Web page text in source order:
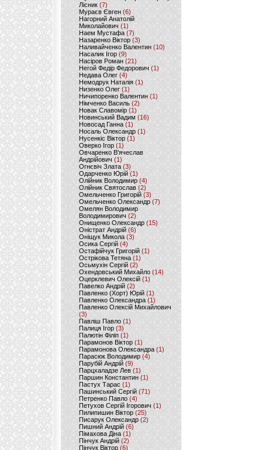
Лісник (7)
Мураєв Євген(6)
Нагорний Анатолій
Миколайович (1)
Наем Мустафа (7)
Назаренко Віктор (3)
Наливайченко Валентин (10)
Насалик Ігор(9)
Насіров Роман (21)
Негой Федір Федорович(1)
Недава Олег(4)
Немодрук Наталія(1)
Низенко Олег (1)
Ничипоренко Валентин (1)
Німченко Василь (2)
Новак Славомір (1)
Новинський Вадим (16)
Новосад Ганна (1)
Носаль Олександр (1)
Нусенкіс Віктор (1)
Оверко Ігор (1)
Овчаренко В'ячеслав
Андрійович(1)
Огнєвіч Злата (3)
Одарченко Юрій(1)
Олійник Володимир (4)
Олійник Святослав (2)
Омельченко Григорій (3)
Омельченко Олександр(7)
Омелян Володимир
Володимирович (2)
Онищенко Олександр (15)
Оністрат Андрій (6)
Оніщук Микола (3)
Осика Сергій(4)
Остафійчук Григорій(1)
Острікова Тетяна (1)
Осьмухін Сергій (2)
Охендовський Михайло (14)
Оцерклевич Олексій (1)
Павелко Андрій (2)
Павленко (Хорт) Юрій (1)
Павленко Олександра (1)
Павленко Олексій Михайлович
(3)
Павліш Павло(1)
Палиця Ігор (3)
Палютін Філіп(1)
Парамонов Віктор (1)
Парамонова Олександра(1)
Парасюк Володимир(4)
Парубій Андрій (9)
Парцхаладзе Лев (1)
Паршин Константин(1)
Пастух Тарас (1)
Пашинський Сергій (71)
Петренко Павло (4)
Петухов Сергій Ігорович (1)
Пилипишин Віктор(25)
Писарук Олександр(2)
Пишний Андрій (6)
Пімахова Діна(1)
Пінчук Андрій(2)
Пінчук Віктор (6)